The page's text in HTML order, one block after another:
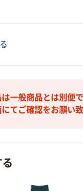
一般商品とは別便
てご確認をお願い致